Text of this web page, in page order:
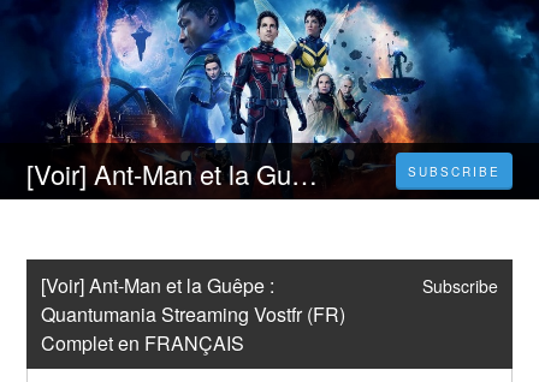
[Voir] Ant-Man et la Guêpe : Quantumania Streaming Vostfr (FR) Complet en FRANÇAIS SUBSCRIBE
[Voir] Ant-Man et la Guêpe :
Quantumania Streaming Vostfr (FR)
Complet en FRANÇAIS
Subscribe